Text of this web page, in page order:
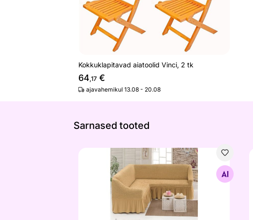
Kokkuklapitavad aiatoolid Vinci, 2 tk
64,17 €
ajavahemikul 13.08 - 20.08
Sarnased tooted
Nurgadiivanikate
Otsi sarnaseid